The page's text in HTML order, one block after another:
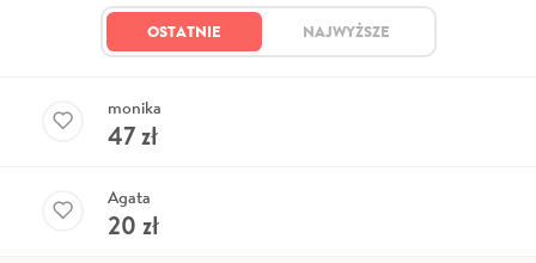
OSTATNIE NAJWYŻSZE
monika
47zł
Agata
20 zł